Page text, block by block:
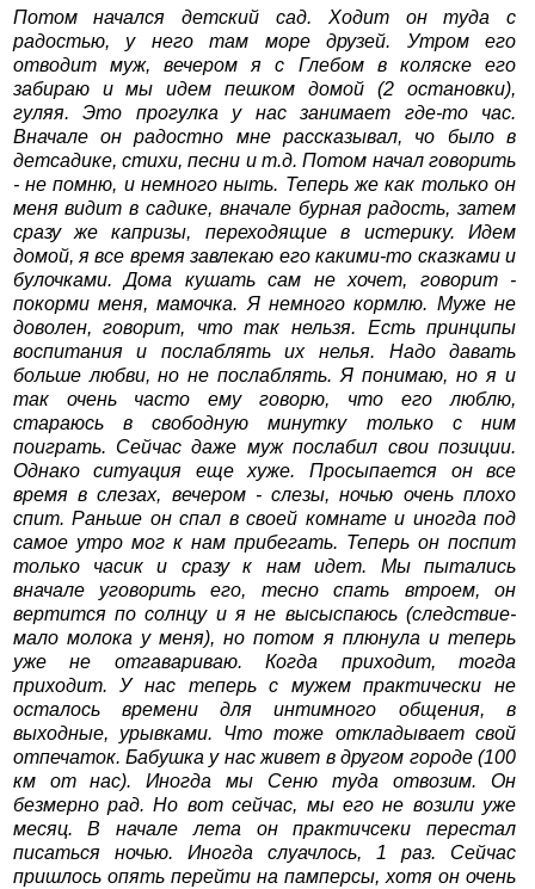
Потом начался детский сад. Ходит он туда с
радостью, у него там море друзей. Утром его
отводит муж, вечером я с Глебом в коляске его
забираю и мы идем пешком домой (2 остановки),
гуляя. Это прогулка у нас занимает где-то час.
Вначале он радостно мне рассказывал, чо было в
детсадике, стихи, песни и т.д. Потом начал говорить
- не помню, и немного ныть. Теперь же как только он
меня видит в садике, вначале бурная радость, затем
сразу же капризы, переходящие в истерику. Идем
домой, я все время завлекаю его какими-то сказками и
булочками. Дома кушать сам не хочет, говорит -
покорми меня, мамочка. Я немного кормлю. Муже не
доволен, говорит, что так нельзя. Есть принципы
воспитания и послаблять их нелья. Надо давать
больше любви, но не послаблять. Я понимаю, но я и
так очень часто ему говорю, что его люблю,
стараюсь в свободную минутку только с ним
поиграть. Сейчас даже муж послабил свои позиции.
Однако ситуация еще хуже. Просыпается он все
время в слезах, вечером - слезы, ночью очень плохо
спит. Раньше он спал в своей комнате и иногда под
самое утро мог к нам прибегать. Теперь он поспит
только часик и сразу к нам идет. Мы пытались
вначале уговорить его, тесно спать втроем, он
вертится по солнцу и я не высыспаюсь (следствие-
мало молока у меня), но потом я плюнула и теперь
уже не отгавариваю. Когда приходит, тогда
приходит. У нас теперь с мужем практически не
осталось времени для интимного общения, в
выходные, урывками. Что тоже откладывает свой
отпечаток. Бабушка у нас живет в другом городе (100
км от нас). Иногда мы Сеню туда отвозим. Он
безмерно рад. Но вот сейчас, мы его не возили уже
месяц. В начале лета он практичсеки перестал
писаться ночью. Иногда слуачлось, 1 раз. Сейчас
пришлось опять перейти на памперсы, хотя он очень